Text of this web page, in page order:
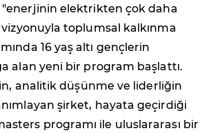
"enerjinin elektrikten çok daha
vizyonuyla toplumsal kalkınma
16 yaş altı gençlerin
alan yeni bir program başlattı.
analitik düşünme ve liderliğin
şirket, hayata geçirdiği
programı ile uluslararası bir